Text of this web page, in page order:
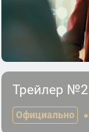
Трейлер №2
Официально